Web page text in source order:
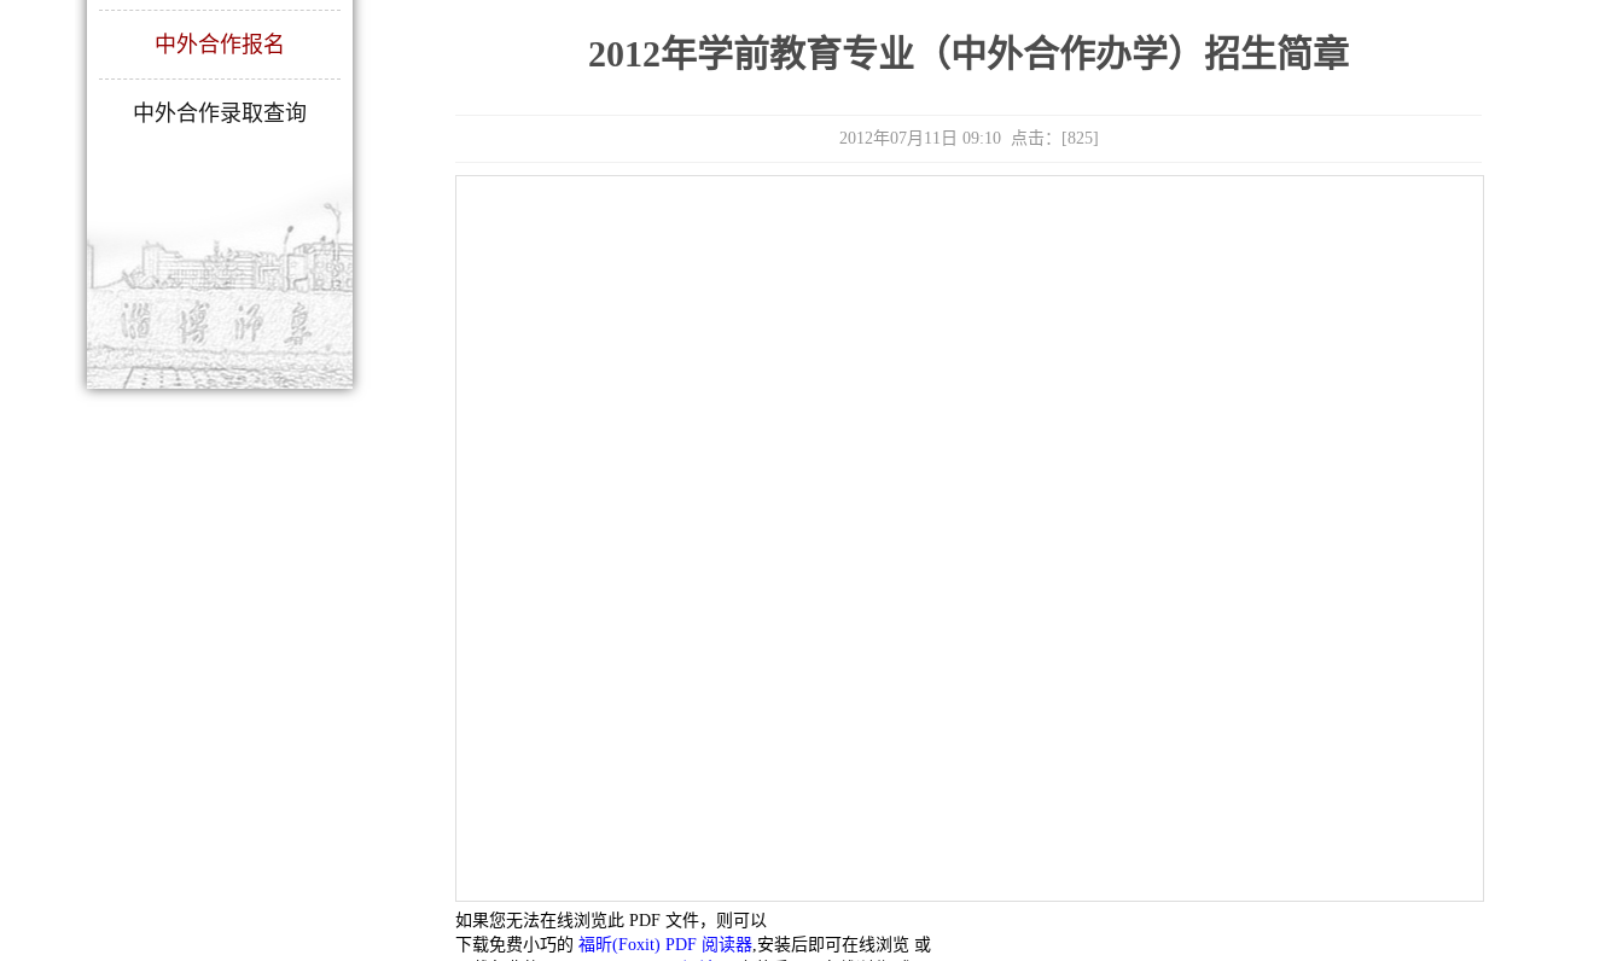
中外合作报名
中外合作录取查询
2012年学前教育专业（中外合作办学）招生简章
2012年07月11日 09:10 点击：[825]
如果您无法在线浏览此 PDF 文件，则可以
下载免费小巧的 福昕(Foxit) PDF 阅读器,安装后即可在线浏览 或